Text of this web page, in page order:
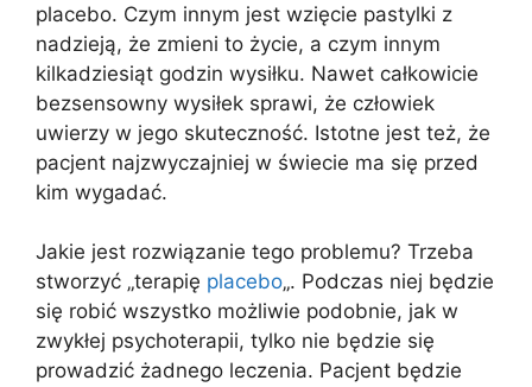
placebo. Czym innym jest wzięcie pastylki z
nadzieją, że zmieni to życie, a czym innym
kilkadziesiąt godzin wysiłku. Nawet całkowicie
bezsensowny wysiłek sprawi, że człowiek
uwierzy w jego skuteczność. Istotne jest też, że
pacjent najzwyczajniej w świecie ma się przed
kim wygadać.
Jakie jest rozwiązanie tego problemu? Trzeba
stworzyć „terapię placebo„. Podczas niej będzie
się robić wszystko możliwie podobnie, jak w
zwykłej psychoterapii, tylko nie będzie się
prowadzić żadnego leczenia. Pacjent będzie